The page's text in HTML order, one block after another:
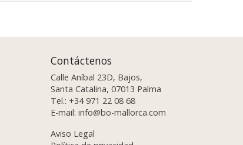
Contáctenos
Calle Aníbal 23D, Bajos,
Santa Catalina, 07013 Palma
Tel.: +34 971 22 08 68
E-mail: info@bo-mallorca.com
Aviso Legal